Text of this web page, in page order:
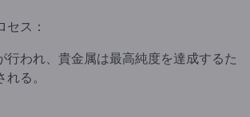
ス：
行われ、貴金属は最高純度を達成するた
る。